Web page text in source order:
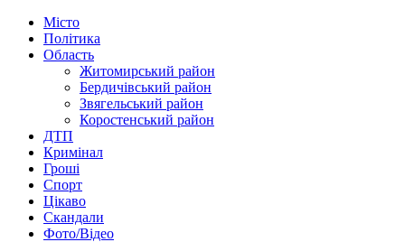
Місто
Політика
Область
Житомирський район
Бердичівський район
Звягельський район
Коростенський район
ДТП
Кримінал
Гроші
Спорт
Цікаво
Скандали
Фото/Відео